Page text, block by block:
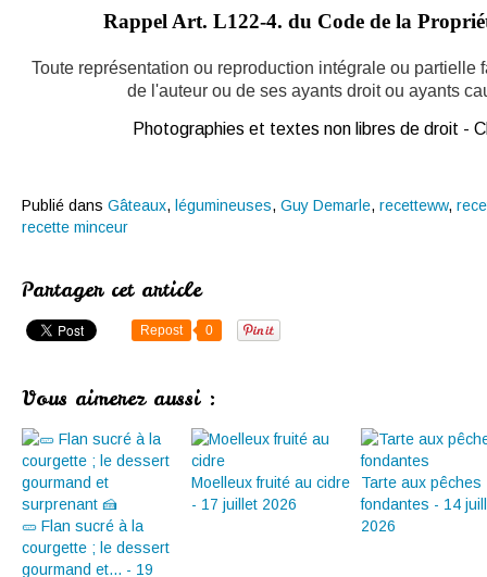
Rappel Art. L122-4. du Code de la
Toute représentation ou reproduction intégrale ou partielle
de l'auteur ou de ses ayants droit ou ayants
Photographies et textes non libres de droit -
Publié dans Gâteaux, légumineuses, Guy Demarle, recetteww,
recette minceur
Partager cet article
Repost 0
Vous aimerez aussi :
🥒 Flan sucré à la
courgette ; le dessert
gourmand et... - 19
Moelleux fruité au cidre
- 17 juillet 2026
Tarte aux pêches
fondantes - 14
2026